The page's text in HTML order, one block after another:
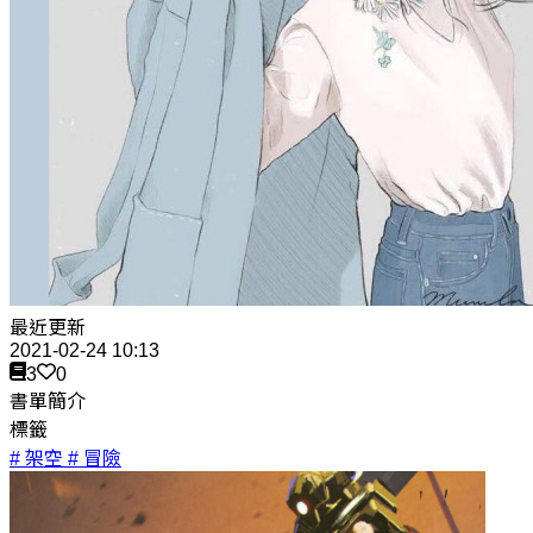
最近更新
2021-02-24 10:13
3
0
書單簡介
標籤
# 架空 # 冒險